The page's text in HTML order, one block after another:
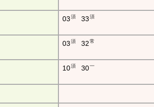
03須 33須
03須 32常
10須 30一